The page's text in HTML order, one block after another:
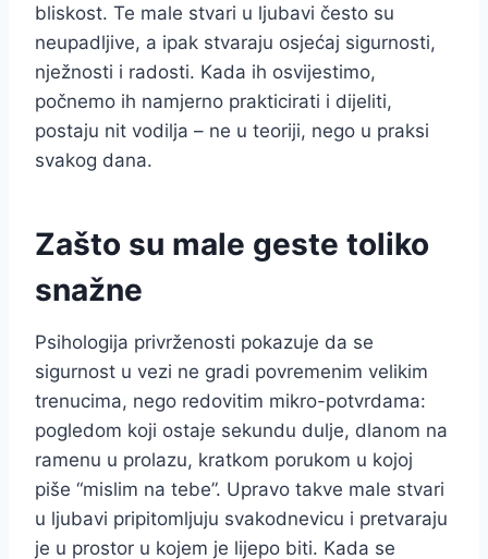
bliskost. Te male stvari u ljubavi često su
neupadljive, a ipak stvaraju osjećaj sigurnosti,
nježnosti i radosti. Kada ih osvijestimo,
počnemo ih namjerno prakticirati i dijeliti,
postaju nit vodilja – ne u teoriji, nego u praksi
svakog dana.
Zašto su male geste toliko
snažne
Psihologija privrženosti pokazuje da se
sigurnost u vezi ne gradi povremenim velikim
trenucima, nego redovitim mikro-potvrdama:
pogledom koji ostaje sekundu dulje, dlanom na
ramenu u prolazu, kratkom porukom u kojoj
piše “mislim na tebe”. Upravo takve male stvari
u ljubavi pripitomljuju svakodnevicu i pretvaraju
je u prostor u kojem je lijepo biti. Kada se